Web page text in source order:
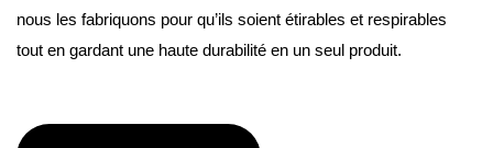
nous les fabriquons pour qu’ils soient étirables et respirables
tout en gardant une haute durabilité en un seul produit.